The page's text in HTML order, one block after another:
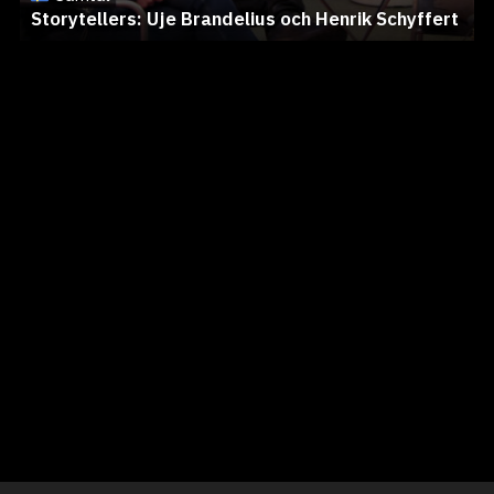
Storytellers: Uje Brandelius och Henrik Schyffert